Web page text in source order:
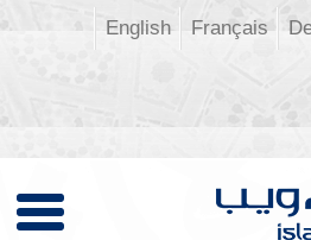
Français
English